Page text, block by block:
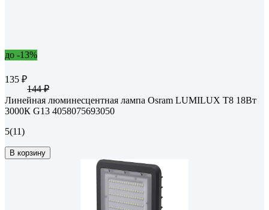
до -13%
135 ₽
144 ₽
Линейная люминесцентная лампа Osram LUMILUX T8 18Вт
3000К G13 4058075693050
5(11)
В корзину